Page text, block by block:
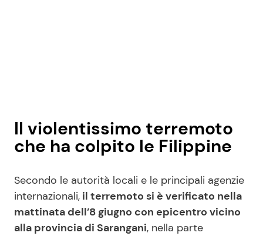
Il violentissimo terremoto
che ha colpito le Filippine
Secondo le autorità locali e le principali agenzie
internazionali, il terremoto si è verificato nella
mattinata dell’8 giugno con epicentro vicino
alla provincia di Sarangani, nella parte